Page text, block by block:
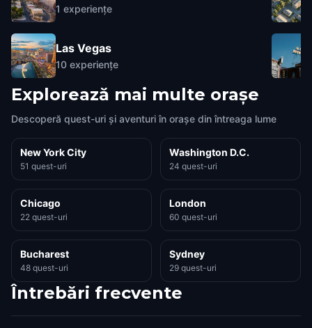
1 experiențe
Las Vegas
10 experiențe
Explorează mai multe orașe
Descoperă quest-uri și aventuri în orașe din întreaga lume
New York City
51 quest-uri
Washington D.C.
24 quest-uri
Chicago
22 quest-uri
London
60 quest-uri
Bucharest
48 quest-uri
Sydney
29 quest-uri
Întrebări frecvente